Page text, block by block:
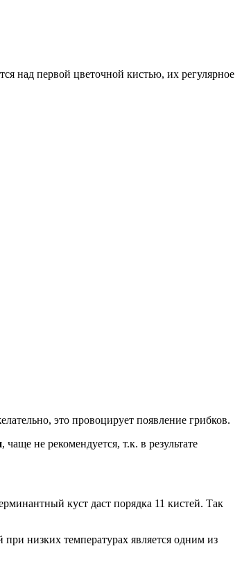
над первой цветочной кистью, их регулярное
это провоцирует появление грибков.
, чаще не рекомендуется, т.к. в результате
куст даст порядка 11 кистей. Так
низких температурах является одним из